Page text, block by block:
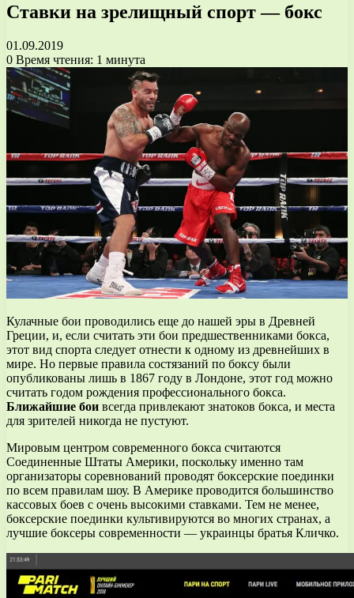
Ставки на зрелищный спорт — бокс
01.09.2019
0 Время чтения: 1 минута
Кулачные бои проводились еще до нашей эры в Древней
Греции, и, если считать эти бои предшественниками бокса,
этот вид спорта следует отнести к одному из древнейших в
мире. Но первые правила состязаний по боксу были
опубликованы лишь в 1867 году в Лондоне, этот год можно
считать годом рождения профессионального бокса.
Ближайшие бои всегда привлекают знатоков бокса, и места
для зрителей никогда не пустуют.
Мировым центром современного бокса считаются
Соединенные Штаты Америки, поскольку именно там
организаторы соревнований проводят боксерские поединки
по всем правилам шоу. В Америке проводится большинство
кассовых боев с очень высокими ставками. Тем не менее,
боксерские поединки культивируются во многих странах, а
лучшие боксеры современности — украинцы братья Кличко.